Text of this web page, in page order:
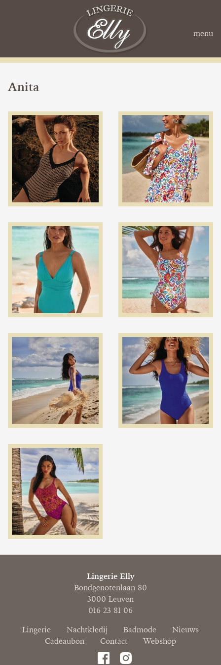
menu
Anita
Lingerie Elly
Bondgenotenlaan 80
3000 Leuven
016 23 81 06
Lingerie
Nachtkledij Badmode
Nieuws
Cadeaubon
Contact
Webshop